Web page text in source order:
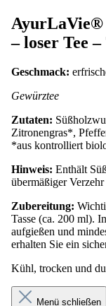
AyurLaVie®
– loser Tee –
Geschmack:
Gewürztee
Zutaten:
Zitronengras*,
*aus kontrolliert
Hinweis: Enthält
übermäßiger
Zubereitung:
Tasse (ca. 200 ml).
aufgießen und
erhalten Sie ein
Kühl, trocken und
Menü schließen